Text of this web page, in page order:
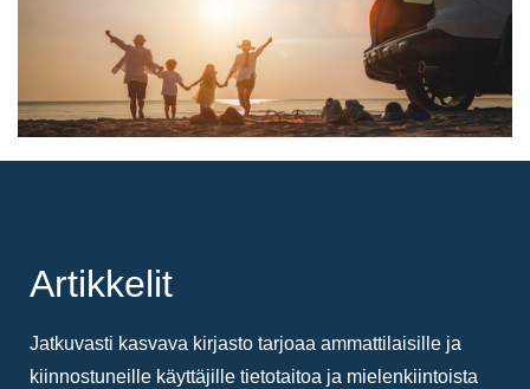
Artikkelit
Jatkuvasti kasvava kirjasto tarjoaa ammattilaisille ja
kiinnostuneille käyttäjille tietotaitoa ja mielenkiintoista